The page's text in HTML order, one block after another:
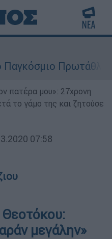
Στίβου Κ20
πατέρα μου»: 27χρονη
το γάμο της και ζητούσε
07:58
Θεοτόκου:
μεγάλην»